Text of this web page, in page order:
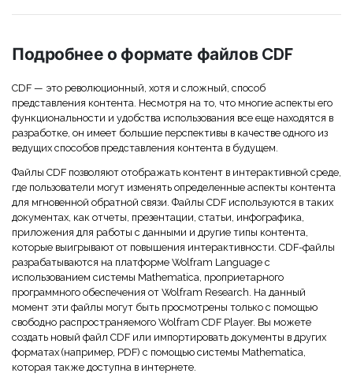
Подробнее о формате файлов CDF
CDF — это революционный, хотя и сложный, способ
представления контента. Несмотря на то, что многие аспекты его
функциональности и удобства использования все еще находятся в
разработке, он имеет большие перспективы в качестве одного из
ведущих способов представления контента в будущем.
Файлы CDF позволяют отображать контент в интерактивной среде,
где пользователи могут изменять определенные аспекты контента
для мгновенной обратной связи. Файлы CDF используются в таких
документах, как отчеты, презентации, статьи, инфографика,
приложения для работы с данными и другие типы контента,
которые выигрывают от повышения интерактивности. CDF-файлы
разрабатываются на платформе Wolfram Language с
использованием системы Mathematica, проприетарного
программного обеспечения от Wolfram Research. На данный
момент эти файлы могут быть просмотрены только с помощью
свободно распространяемого Wolfram CDF Player. Вы можете
создать новый файл CDF или импортировать документы в других
форматах (например, PDF) с помощью системы Mathematica,
которая также доступна в интернете.